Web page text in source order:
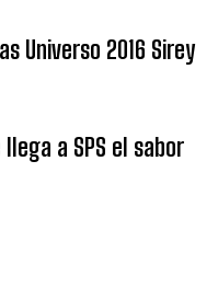
Universo 2016 Sirey
a SPS el sabor